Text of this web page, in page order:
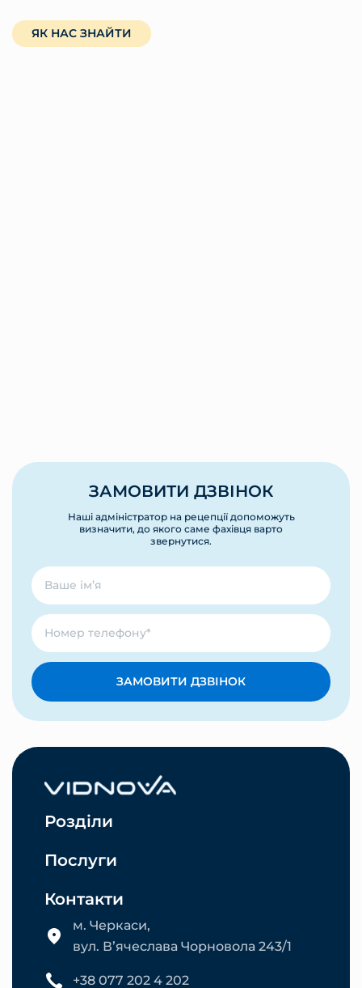
ЯК НАС ЗНАЙТИ
ЗАМОВИТИ ДЗВІНОК
Наші адміністратор на рецепції допоможуть
визначити, до якого саме фахівця варто
звернутися.
ЗАМОВИТИ ДЗВІНОК
Розділи
Послуги
Контакти
м. Черкаси,
вул. Вʼячеслава Чорновола 243/1
+38 077 202 4 202